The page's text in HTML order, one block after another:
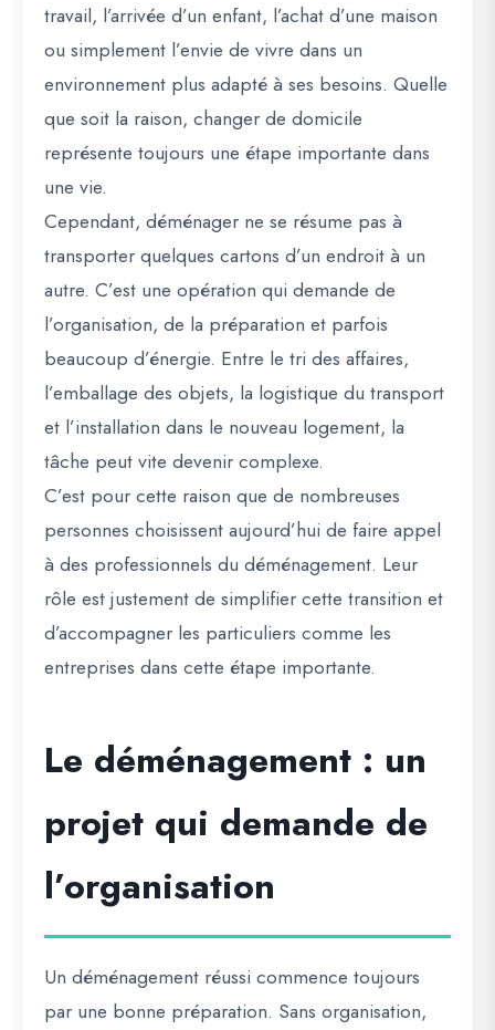
travail, l’arrivée d’un enfant, l’achat d’une maison
ou simplement l’envie de vivre dans un
environnement plus adapté à ses besoins. Quelle
que soit la raison, changer de domicile
représente toujours une étape importante dans
une vie.
Cependant, déménager ne se résume pas à
transporter quelques cartons d’un endroit à un
autre. C’est une opération qui demande de
l’organisation, de la préparation et parfois
beaucoup d’énergie. Entre le tri des affaires,
l’emballage des objets, la logistique du transport
et l’installation dans le nouveau logement, la
tâche peut vite devenir complexe.
C’est pour cette raison que de nombreuses
personnes choisissent aujourd’hui de faire appel
à des professionnels du déménagement. Leur
rôle est justement de simplifier cette transition et
d’accompagner les particuliers comme les
entreprises dans cette étape importante.
Le déménagement : un
projet qui demande de
l’organisation
Un déménagement réussi commence toujours
par une bonne préparation. Sans organisation,